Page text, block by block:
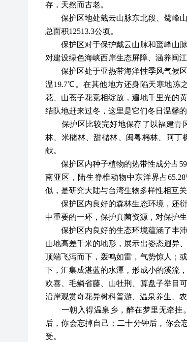
存，天然而古老。
保护区地处戴云山脉东北段、鹫峰山
总面积12513.3公顷。
保护区对于保护戴云山脉和鹫峰山脉
对建设绿色海峡西岸生态屏障、涵养闽
保护区处于亚热带海洋性季风气候区
温19.7℃。在其他地方还身陷天寒地冻
花、山苍子花竞相绽放，遍地千里光的
结队地赶来过冬，这里是它们冬日温馨的
保护区比较完好地保存了以福建青
林、米槠林、甜槠林、闽粤栲林、阿丁
献。
保护区内种子植物的热带性成分占
南亚区，陆生脊椎动物中东洋界占
似，是研究大陆与台湾生物多样性相互关
保护区内良好的森林生态环境，还衍
中重要的一环，保护真菌资源，对保护
保护区内良好的生态环境蕴涵了丰沛
山地高差千米的地形，展示出姿态迥异
顶端飞泻而下，轰鸣如雷，气势惊人；
下，汇集成湛蓝的水潭，形成小的溪流
欢喜、毛鳞省藤、山牡荆、算盘子举目
沿岸观赏奇花异树科普游、温泉养生、
一朝入得温泉乡，醉在梦里无牵挂
后，你会忘掉自己；二十分钟后，你会
受。